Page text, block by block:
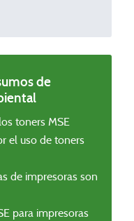
de
toners MSE
el uso de toners
de impresoras son
para impresoras